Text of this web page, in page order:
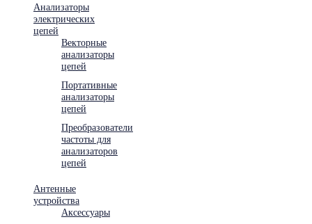
Анализаторы
электрических
цепей
Векторные
анализаторы
цепей
Портативные
анализаторы
цепей
Преобразователи
частоты для
анализаторов
цепей
Антенные
устройства
Аксессуары